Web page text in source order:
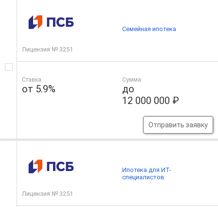
Лицензия № 3251
Ставка
от 5.9%
Сумма
до
12 000 000 ₽
Отправить заявку
Семейная ипотека
Лицензия № 3251
Ипотека для ИТ-
специалистов